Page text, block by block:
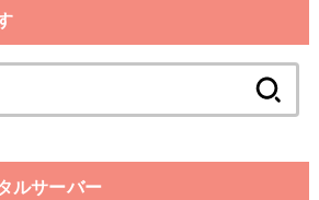
索:
ルサーバー